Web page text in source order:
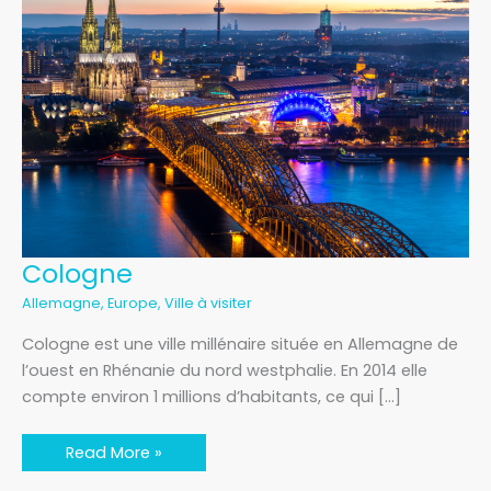
Cologne
Allemagne, Europe, Ville à visiter
Cologne est une ville millénaire située en Allemagne de
l’ouest en Rhénanie du nord westphalie. En 2014 elle
compte environ 1 millions d’habitants, ce qui […]
Cologne
Read More »